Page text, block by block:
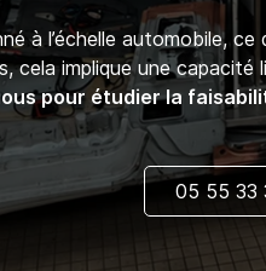
à l’échelle automobile,
cela implique une capacité
pour étudier la
05 55 33